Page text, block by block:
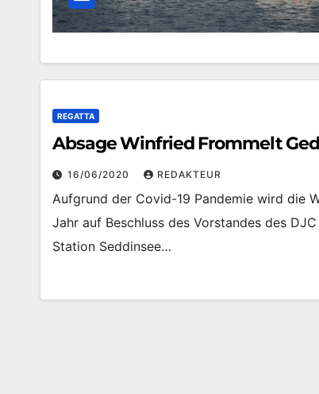
REGATTA
Absage Winfried Frommelt
16/06/2020 REDAKTEUR
Aufgrund der Covid-19 Pandemie wird die
Jahr auf Beschluss des Vorstandes des
Station Seddinsee…